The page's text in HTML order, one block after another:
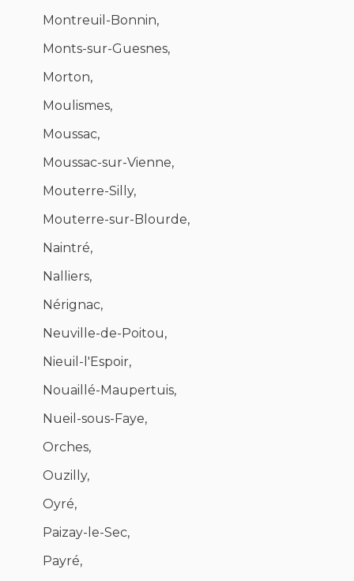
Montreuil-Bonnin,
Monts-sur-Guesnes,
Morton,
Moulismes,
Moussac,
Moussac-sur-Vienne,
Mouterre-Silly,
Mouterre-sur-Blourde,
Naintré,
Nalliers,
Nérignac,
Neuville-de-Poitou,
Nieuil-l'Espoir,
Nouaillé-Maupertuis,
Nueil-sous-Faye,
Orches,
Ouzilly,
Oyré,
Paizay-le-Sec,
Payré,